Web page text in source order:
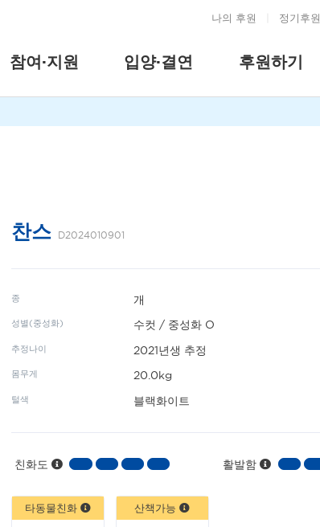
나의 후원 정기후원
참여·지원 입양·결연 후원하기
찬스 D2024010901
종 개
성별(중성화) 수컷 / 중성화 O
추정나이 2021년생 추정
몸무게 20.0kg
털색 블랙화이트
친화도 활발함
타동물친화 산책가능